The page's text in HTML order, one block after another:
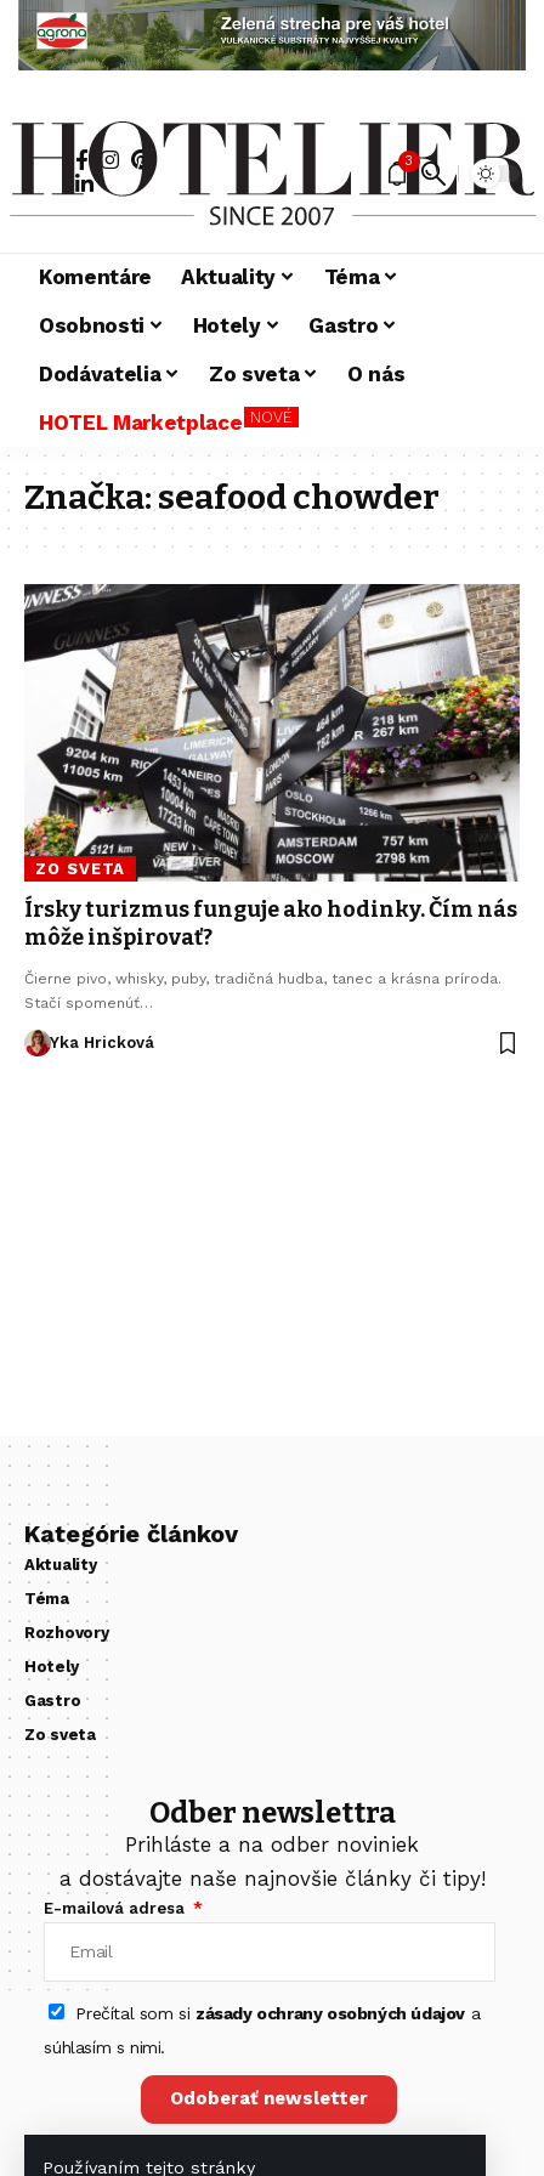
Používaním tejto stránky
3
Komentáre Aktuality
Téma
Osobnosti
Hotely
Gastro
Dodávatelia
Zo sveta
O nás
HOTEL Marketplace NOVÉ
Značka:seafood chowder
ZO SVETA
Írsky turizmus funguje ako hodinky. Čím nás
môže inšpirovať?
Čierne pivo, whisky, puby, tradičná hudba, tanec a krásna príroda.
Stačí spomenúť…
Yka Hricková
Kategórie článkov
Aktuality
Téma
Rozhovory
Hotely
Gastro
Zo sveta
Odber newslettra
Prihláste a na odber noviniek
a dostávajte naše najnovšie články či tipy!
E-mailová adresa
Prečítal som si zásady ochrany osobných údajova
súhlasím s nimi.
Odoberať newsletter